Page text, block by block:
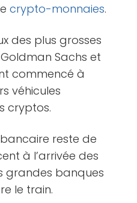
crypto-monnaies.
des plus grosses
Sachs et
commencé à
véhicules
cryptos.
reste de
à l’arrivée des
grandes banques
le train.